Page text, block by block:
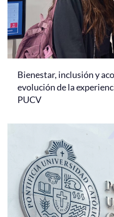
Bienestar, inclusión y
evolución de la
PUCV